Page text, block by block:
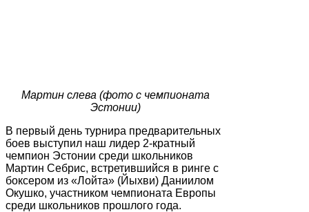
Мартин слева (фото с чемпионата
Эстонии)
В первый день турнира предварительных
боев выступил наш лидер 2-кратный
чемпион Эстонии среди школьников
Мартин Себрис, встретившийся в ринге с
боксером из «Лойта» (Йыхви) Даниилом
Окушко, участником чемпионата Европы
среди школьников прошлого года.